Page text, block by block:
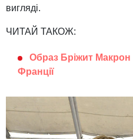
вигляді.
ЧИТАЙ ТАКОЖ:
Образ Бріжит Макрон
Франції